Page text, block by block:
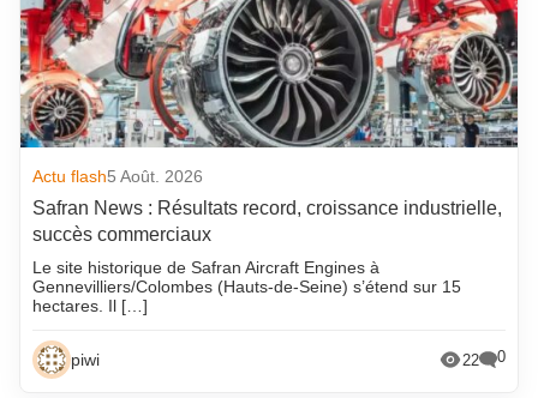
Actu flash5 Août. 2026
Safran News : Résultats record, croissance industrielle,
succès commerciaux
Le site historique de Safran Aircraft Engines à
Gennevilliers/Colombes (Hauts-de-Seine) s’étend sur 15
hectares. Il […]
piwi 22 0